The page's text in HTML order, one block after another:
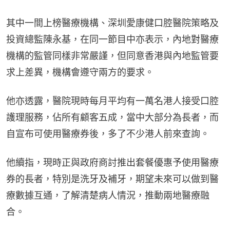
其中一間上榜醫療機構、深圳愛康健口腔醫院策略及
投資總監陳永基，在同一節目中亦表示，內地對醫療
機構的監管同樣非常嚴謹，但同意香港與內地監管要
求上差異，機構會遵守兩方的要求。
他亦透露，醫院現時每月平均有一萬名港人接受口腔
護理服務，佔所有顧客五成，當中大部分為長者，而
自宣布可使用醫療券後，多了不少港人前來查詢。
他續指，現時正與政府商討推出套餐優惠予使用醫療
券的長者，特別是洗牙及補牙，期望未來可以做到醫
療數據互通，了解清楚病人情況，推動兩地醫療融
合。